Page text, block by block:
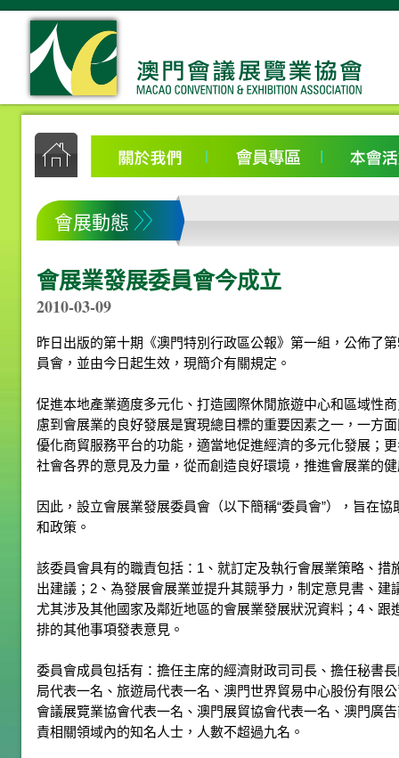
會展動態
會展業發展委員會今成立
2010-03-09
昨日出版的第十期《澳門特別行政區公報》第一組，公佈了
員會，並由今日起生效，現簡介有關規定。
促進本地產業適度多元化、打造國際休閒旅遊中心和區域性
慮到會展業的良好發展是實現總目標的重要因素之一，一方
優化商貿服務平台的功能，適當地促進經濟的多元化發展；
社會各界的意見及力量，從而創造良好環境，推進會展業的
因此，設立會展業發展委員會（以下簡稱“委員會”），旨在
和政策。
該委員會具有的職責包括：1、就訂定及執行會展業策略、
出建議；2、為發展會展業並提升其競爭力，制定意見書、
尤其涉及其他國家及鄰近地區的會展業發展狀況資料；4、
排的其他事項發表意見。
委員會成員包括有：擔任主席的經濟財政司司長、擔任秘書
局代表一名、旅遊局代表一名、澳門世界貿易中心股份有限
會議展覽業協會代表一名、澳門展貿協會代表一名、澳門廣
責相關領域內的知名人士，人數不超過九名。